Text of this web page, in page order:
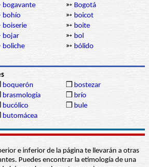
bogavante ➳ Bogotá
bohío ➳ boicot
boiserie ➳ boite
bojar ➳ bol
boliche ➳ bólido
boquerón ❒ bostezar
brasmología ❒ brío
bucólico ❒ bule
butomácea
e inferior de la página te llevarán a otras
Puedes encontrar la etimología de una